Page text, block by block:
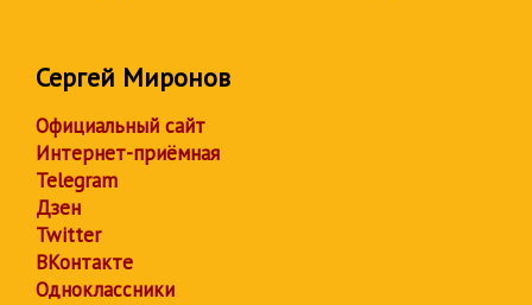
Сергей Миронов
Официальный сайт
Интернет-приёмная
Telegram
Дзен
Twitter
ВКонтакте
Одноклассники